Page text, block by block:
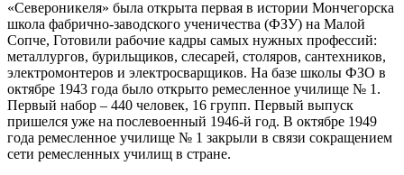
«Североникеля» была открыта первая в истории Мончегорска
школа фабрично-заводского ученичества (ФЗУ) на Малой
Сопче, Готовили рабочие кадры самых нужных профессий:
металлургов, бурильщиков, слесарей, столяров, сантехников,
электромонтеров и электросварщиков. На базе школы ФЗО в
октябре 1943 года было открыто ремесленное училище № 1.
Первый набор – 440 человек, 16 групп. Первый выпуск
пришелся уже на послевоенный 1946-й год. В октябре 1949
года ремесленное училище № 1 закрыли в связи сокращением
сети ремесленных училищ в стране.